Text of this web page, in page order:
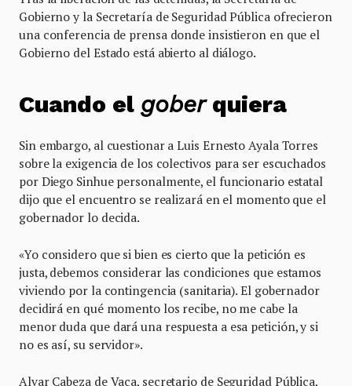
Gobierno y la Secretaría de Seguridad Pública ofrecieron
una conferencia de prensa donde insistieron en que el
Gobierno del Estado está abierto al diálogo.
Cuando el goberquiera
Sin embargo, al cuestionar a Luis Ernesto Ayala Torres
sobre la exigencia de los colectivos para ser escuchados
por Diego Sinhue personalmente, el funcionario estatal
dijo que el encuentro se realizará en el momento que el
gobernador lo decida.
«Yo considero que si bien es cierto que la petición es
justa, debemos considerar las condiciones que estamos
viviendo por la contingencia (sanitaria). El gobernador
decidirá en qué momento los recibe, no me cabe la
menor duda que dará una respuesta a esa petición, y si
no es así, su servidor».
Alvar Cabeza de Vaca, secretario de Seguridad Pública,